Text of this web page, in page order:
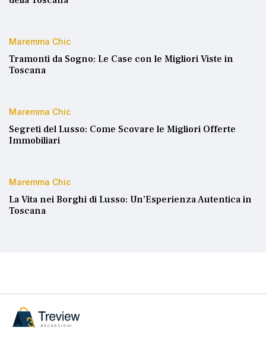
Maremma Chic
Tramonti da Sogno: Le Case con le Migliori Viste in
Toscana
Maremma Chic
Segreti del Lusso: Come Scovare le Migliori Offerte
Immobiliari
Maremma Chic
La Vita nei Borghi di Lusso: Un’Esperienza Autentica in
Toscana